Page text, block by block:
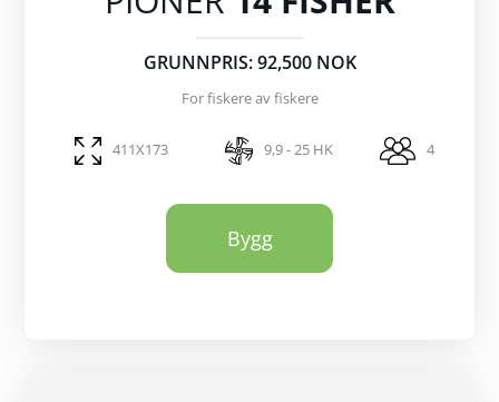
GRUNNPRIS: 92,500 NOK
For fiskere av fiskere
411X173 9,9 - 25 HK 4
Bygg